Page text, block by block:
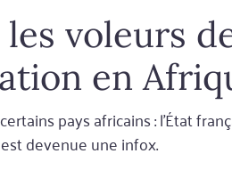
voleurs
en
pays africains : l’État
devenue une infox.